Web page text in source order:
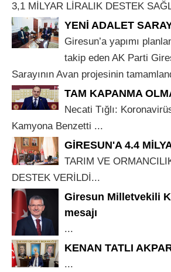
3,1 MİLYAR LİRALIK DESTEK
YENİ ADALET
Giresun’a yapımı
takip eden AK Parti
Sarayının Avan projesinin
TAM KAPANMA
Necati Tığlı:
Kamyona Benzetti ...
GİRESUN'A 4.4
TARIM VE
DESTEK VERİLDİ...
Giresun Milletvekili
mesajı
...
KENAN TATLI
...